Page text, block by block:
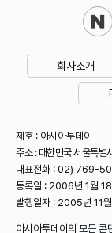
회사소개
제호 : 아시아투데이
주소 : 대한민국 서울특별
대표전화 : 02) 769-
등록일 : 2006년 1월 18
발행일자 : 2005년 11월
아시아투데이의 모든 콘